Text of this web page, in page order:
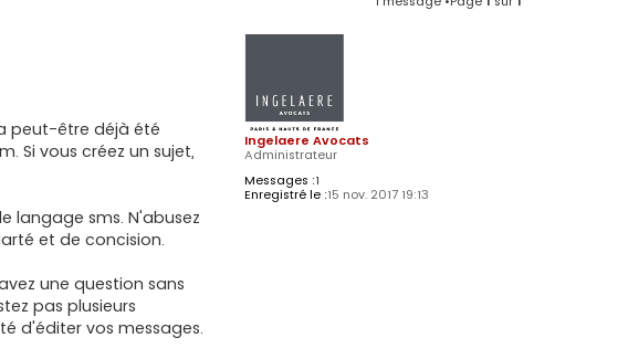
Ingelaere Avocats
Administrateur
Messages :1
Enregistré le :15 nov. 2017 19:13
peut-être déjà été
Si vous créez un sujet,
langage sms. N'abusez
et de concision.
une question sans
pas plusieurs
d'éditer vos messages.